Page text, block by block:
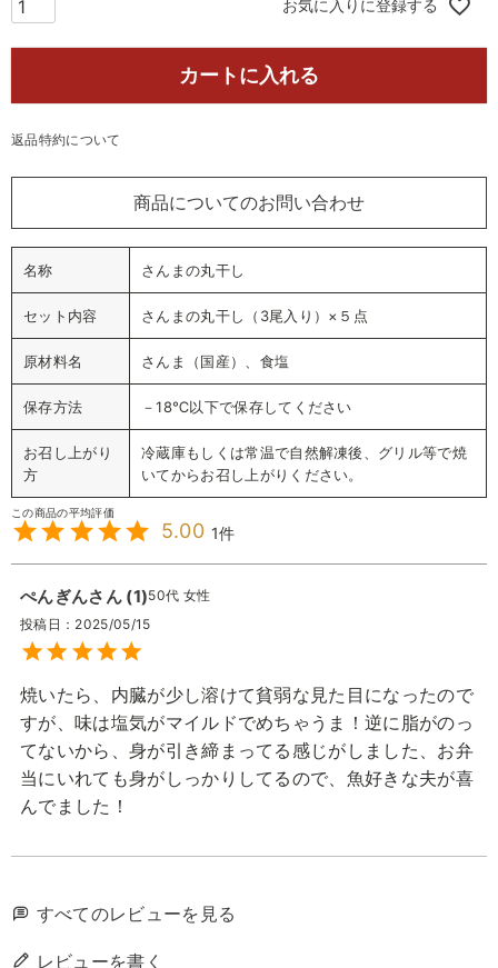
お気に入りに登録する
カートに入れる
返品特約について
商品についてのお問い合わせ
名称 さんまの丸干し
セット内容 さんまの丸干し（3尾入り）×５点
原材料名 さんま（国産）、食塩
保存方法 －18℃以下で保存してください
お召し上がり
方
冷蔵庫もしくは常温で自然解凍後、グリル等で焼
いてからお召し上がりください。
5.00 1
ぺんぎん 1 50代 女性
投稿日
2025/05/15
焼いたら、内臓が少し溶けて貧弱な見た目になったので
すが、味は塩気がマイルドでめちゃうま！逆に脂がのっ
てないから、身が引き締まってる感じがしました、お弁
当にいれても身がしっかりしてるので、魚好きな夫が喜
んでました！
すべてのレビューを見る
レビューを書く